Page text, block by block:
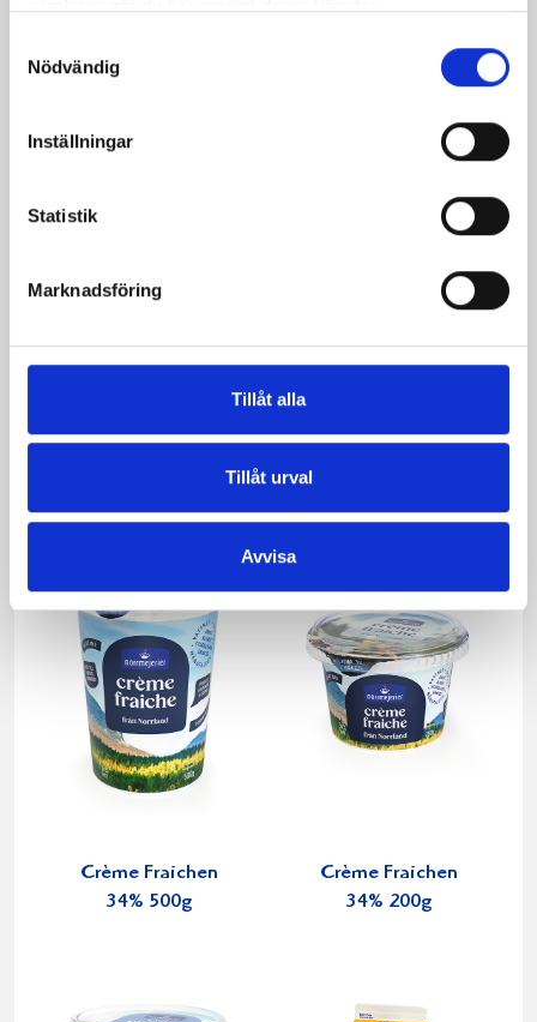
Nödvändig
Inställningar
Statistik
Marknadsföring
Tillåt alla
Tillåt urval
Avvisa
Crème Fraichen
34% 500g
Crème Fraichen
34% 200g